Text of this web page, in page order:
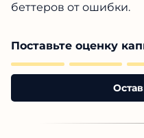
беттеров от ошибки.
Поставьте оценку